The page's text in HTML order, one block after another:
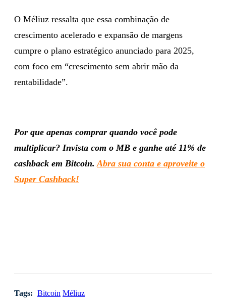
O Méliuz ressalta que essa combinação de
crescimento acelerado e expansão de margens
cumpre o plano estratégico anunciado para 2025,
com foco em “crescimento sem abrir mão da
rentabilidade”.
Por que apenas comprar quando você pode
multiplicar? Invista com o MB e ganhe até 11% de
cashback em Bitcoin. Abra sua conta e aproveite o
Super Cashback!
Tags: Bitcoin Méliuz